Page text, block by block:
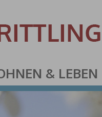
& LEBEN